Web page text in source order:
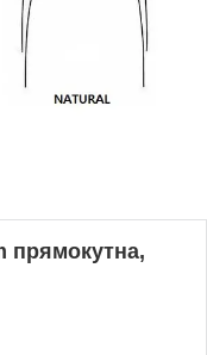
прямокутна,